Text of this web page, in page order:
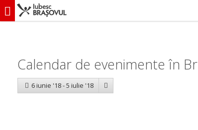
iubescbraşovul.ro
Calendar de evenimente în
6 iunie '18 - 5 iulie '18